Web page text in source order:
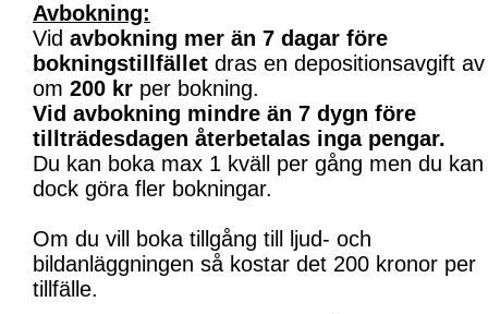
Avbokning:
Vid avbokning mer än 7 dagar före
bokningstillfället dras en depositionsavgift av
om 200 kr per bokning.
Vid avbokning mindre än 7 dygn före
tillträdesdagen återbetalas inga pengar.
Du kan boka max 1 kväll per gång men du kan
dock göra fler bokningar.
Om du vill boka tillgång till ljud- och
bildanläggningen så kostar det 200 kronor per
tillfälle.